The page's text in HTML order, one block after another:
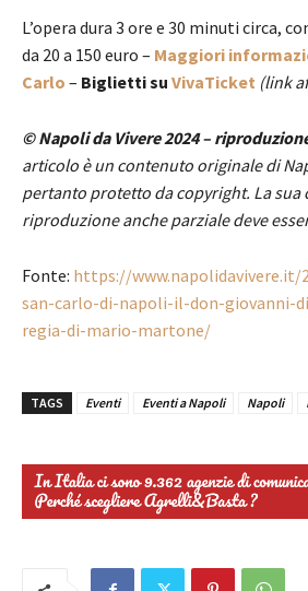
L’opera dura 3 ore e 30 minuti circa,
da 20 a 150 euro – Maggiori
Carlo – Biglietti su VivaTicket (link
© Napoli da Vivere 2024 –
articolo è un contenuto originale di
pertanto protetto da copyright. La sua
riproduzione anche parziale deve
Fonte: https://
san-carlo-di-napoli-il-don-giovanni-
regia-di-mario-martone/
TAGS Eventi Eventi a Napoli Napoli